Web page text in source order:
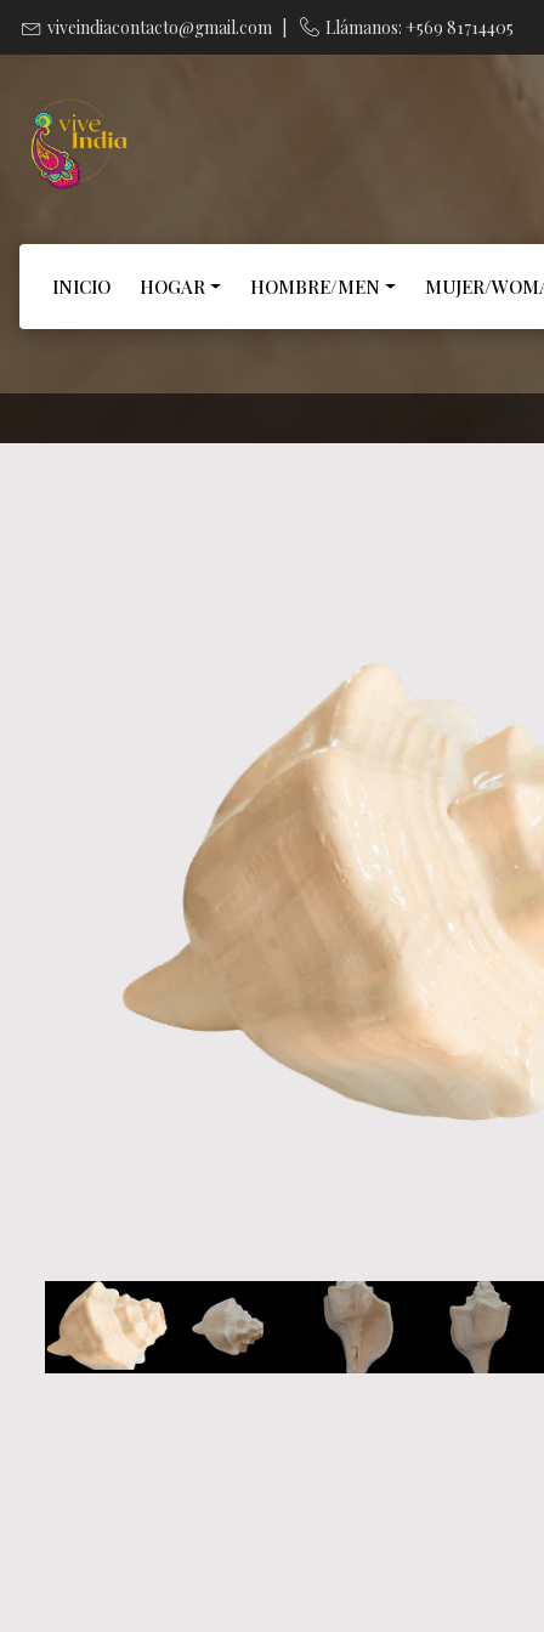
viveindiacontacto@gmail.com Llámanos: +569 81714405
INICIO HOGAR HOMBRE/MEN MUJER/